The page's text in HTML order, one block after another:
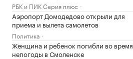
РБК и ПИК Серия плюс
Аэропорт Домодедово открыли для
приема и вылета самолетов
Политика
Женщина и ребенок погибли во время
непогоды в Смоленске